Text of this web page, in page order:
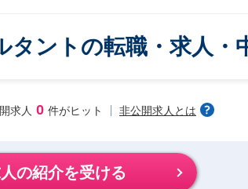
ントの転職・求人・
求人 0 件がヒット 非公開求人とは
の紹介を受ける